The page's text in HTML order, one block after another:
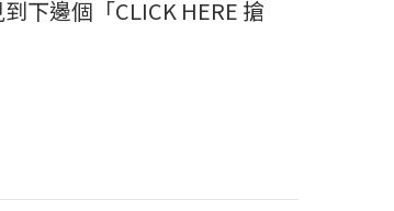
下邊個「CLICK HERE 搶